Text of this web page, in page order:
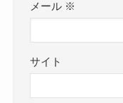
メール ※
サイト